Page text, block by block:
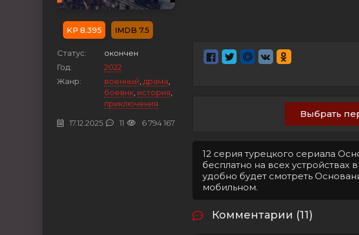
8.395 7.5
Статус:
окончен
Год:
2022
Жанр:
военный драма
боевик история
приключения
6 794 167
11
17.12.2025
Выбрать
12 серия турецкого сериала
бесплатно на всех
удобно будет смотреть
мобильном.
Комментарии (11)